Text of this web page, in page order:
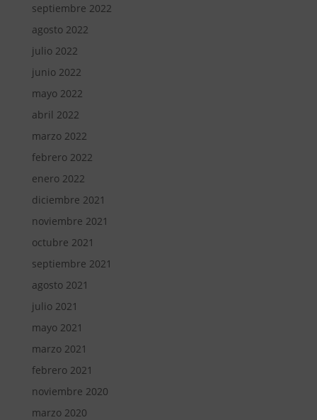
septiembre 2022
agosto 2022
julio 2022
junio 2022
mayo 2022
abril 2022
marzo 2022
febrero 2022
enero 2022
diciembre 2021
noviembre 2021
octubre 2021
septiembre 2021
agosto 2021
julio 2021
mayo 2021
marzo 2021
febrero 2021
noviembre 2020
marzo 2020